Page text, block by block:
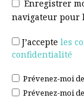
Enregistrer
navigateur pour
J’accepte les
confidentialité
Prévenez-moi
Prévenez-moi